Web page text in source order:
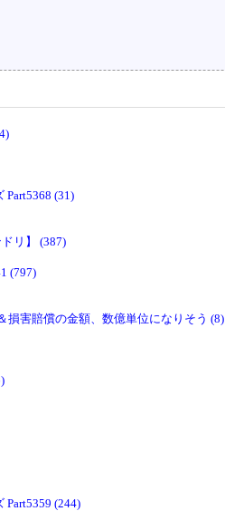
Part5368 (31)
リ】 (387)
(797)
損害賠償の金額、数億単位になりそう (8)
Part5359 (244)